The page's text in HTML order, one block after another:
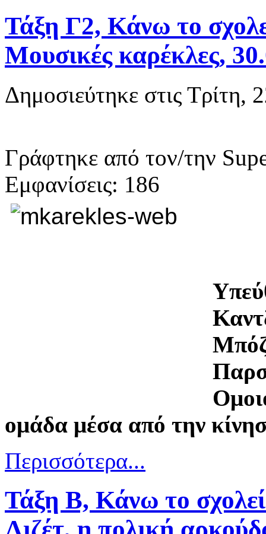
Τάξη Γ2, Κάνω το
Μουσικές καρέκλες,
Δημοσιεύτηκε στις
Γράφτηκε από τον/την
Εμφανίσεις: 186
ομάδα μέσα από την
Περισσότερα...
Τάξη Β, Κάνω το